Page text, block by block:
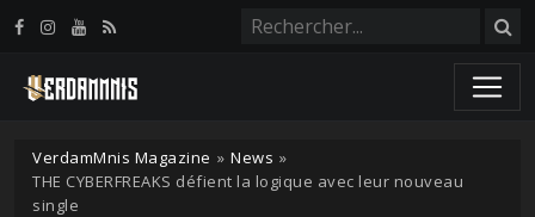
VerdamMnis Magazine » News »
THE CYBERFREAKS défient la logique avec leur nouveau
single
Panneau de gestion des cookies